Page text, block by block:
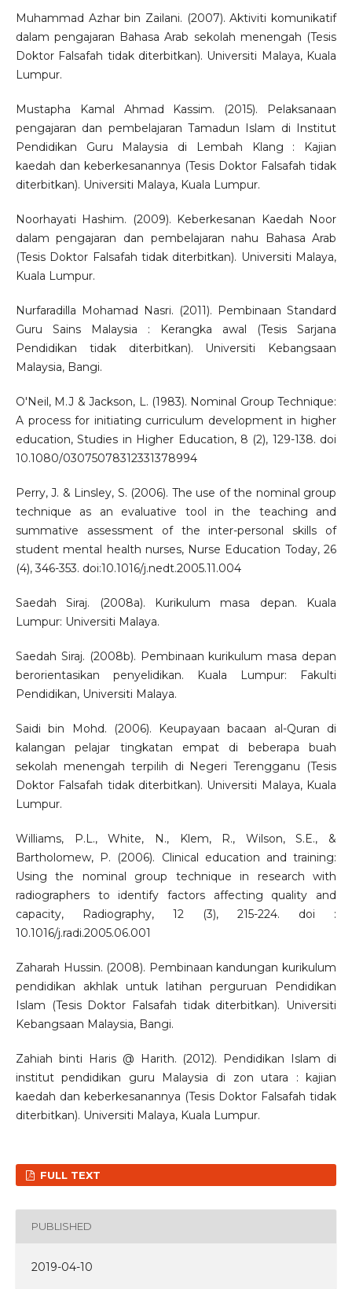
Muhammad Azhar bin Zailani. (2007). Aktiviti komunikatif
dalam pengajaran Bahasa Arab sekolah menengah (Tesis
Doktor Falsafah tidak diterbitkan). Universiti Malaya, Kuala
Lumpur.
Mustapha Kamal Ahmad Kassim. (2015). Pelaksanaan
pengajaran dan pembelajaran Tamadun Islam di Institut
Pendidikan Guru Malaysia di Lembah Klang : Kajian
kaedah dan keberkesanannya (Tesis Doktor Falsafah tidak
diterbitkan). Universiti Malaya, Kuala Lumpur.
Noorhayati Hashim. (2009). Keberkesanan Kaedah Noor
dalam pengajaran dan pembelajaran nahu Bahasa Arab
(Tesis Doktor Falsafah tidak diterbitkan). Universiti Malaya,
Kuala Lumpur.
Nurfaradilla Mohamad Nasri. (2011). Pembinaan Standard
Guru Sains Malaysia : Kerangka awal (Tesis Sarjana
Pendidikan tidak diterbitkan). Universiti Kebangsaan
Malaysia, Bangi.
O'Neil, M.J & Jackson, L. (1983). Nominal Group Technique:
A process for initiating curriculum development in higher
education, Studies in Higher Education, 8 (2), 129-138. doi
10.1080/03075078312331378994
Perry, J. & Linsley, S. (2006). The use of the nominal group
technique as an evaluative tool in the teaching and
summative assessment of the inter-personal skills of
student mental health nurses, Nurse Education Today, 26
(4), 346-353. doi:10.1016/j.nedt.2005.11.004
Saedah Siraj. (2008a). Kurikulum masa depan. Kuala
Lumpur: Universiti Malaya.
Saedah Siraj. (2008b). Pembinaan kurikulum masa depan
berorientasikan penyelidikan. Kuala Lumpur: Fakulti
Pendidikan, Universiti Malaya.
Saidi bin Mohd. (2006). Keupayaan bacaan al-Quran di
kalangan pelajar tingkatan empat di beberapa buah
sekolah menengah terpilih di Negeri Terengganu (Tesis
Doktor Falsafah tidak diterbitkan). Universiti Malaya, Kuala
Lumpur.
Williams, P.L., White, N., Klem, R., Wilson, S.E., &
Bartholomew, P. (2006). Clinical education and training:
Using the nominal group technique in research with
radiographers to identify factors affecting quality and
capacity, Radiography, 12 (3), 215-224. doi :
10.1016/j.radi.2005.06.001
Zaharah Hussin. (2008). Pembinaan kandungan kurikulum
pendidikan akhlak untuk latihan perguruan Pendidikan
Islam (Tesis Doktor Falsafah tidak diterbitkan). Universiti
Kebangsaan Malaysia, Bangi.
Zahiah binti Haris @ Harith. (2012). Pendidikan Islam di
institut pendidikan guru Malaysia di zon utara : kajian
kaedah dan keberkesanannya (Tesis Doktor Falsafah tidak
diterbitkan). Universiti Malaya, Kuala Lumpur.
FULL TEXT
PUBLISHED
2019-04-10